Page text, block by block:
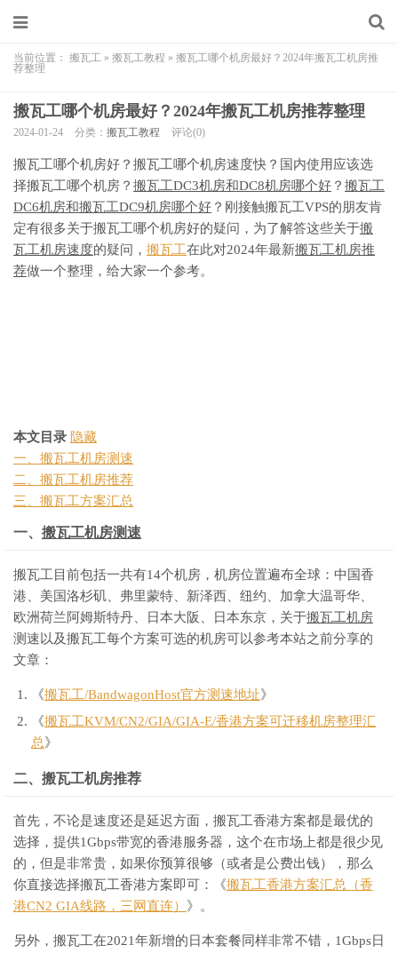
当前位置： 搬瓦工 » 搬瓦工教程 » 搬瓦工哪个机房最好？2024年搬瓦工机房推
荐整理
搬瓦工哪个机房最好？2024年搬瓦工机房推荐整理
2024-01-24 分类： 搬瓦工教程 评论(0)
搬瓦工哪个机房好？搬瓦工哪个机房速度快？国内使用应该选
择搬瓦工哪个机房？ 搬瓦工DC3机房和DC8机房哪个好 ？ 搬瓦工
DC6机房和搬瓦工DC9机房哪个好 ？刚接触搬瓦工VPS的朋友肯
定有很多关于搬瓦工哪个机房好的疑问，为了解答这些关于搬
瓦工机房速度的疑问， 搬瓦工在此对2024年最新搬瓦工机房推
荐做一个整理，给大家一个参考。
本文目录 隐藏
一、搬瓦工机房测速
二、搬瓦工机房推荐
三、搬瓦工方案汇总
一、 搬瓦工机房测速
搬瓦工目前包括一共有14个机房，机房位置遍布全球：中国香
港、美国洛杉矶、弗里蒙特、新泽西、纽约、加拿大温哥华、
欧洲荷兰阿姆斯特丹、日本大阪、日本东京，关于搬瓦工机房
测速以及搬瓦工每个方案可选的机房可以参考本站之前分享的
文章：
《搬瓦工/BandwagonHost官方测速地址》
《搬瓦工KVM/CN2/GIA/GIA-E/香港方案可迁移机房整理汇
总》
二、搬瓦工机房推荐
首先，不论是速度还是延迟方面，搬瓦工香港方案都是最优的
选择，提供1Gbps带宽的香港服务器，这个在市场上都是很少见
的，但是非常贵，如果你预算很够（或者是公费出钱），那么
你直接选择搬瓦工香港方案即可：《搬瓦工香港方案汇总（香
港CN2 GIA线路，三网直连） 》。
另外，搬瓦工在2021年新增的日本套餐同样非常不错，1Gbps日